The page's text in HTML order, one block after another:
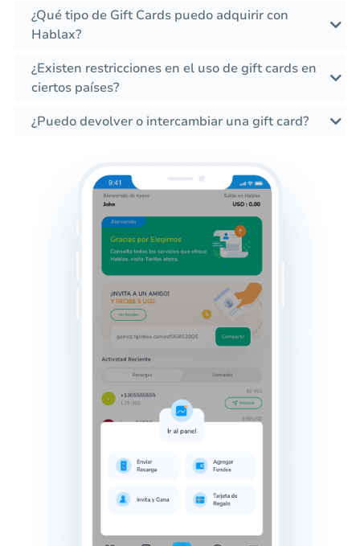
¿Qué tipo de Gift Cards puedo adquirir con
Hablax?
¿Existen restricciones en el uso de gift cards en
ciertos países?
¿Puedo devolver o intercambiar una gift card?